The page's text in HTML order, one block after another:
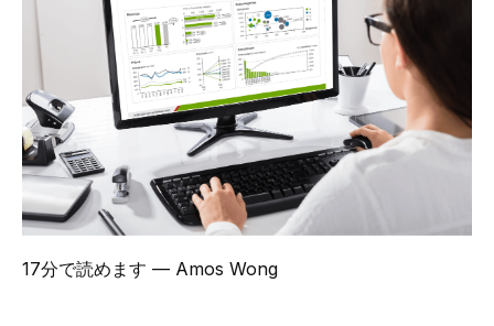
17分で読めます — Amos Wong